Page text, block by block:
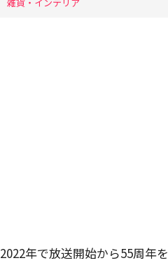
2022年で放送開始から55周年